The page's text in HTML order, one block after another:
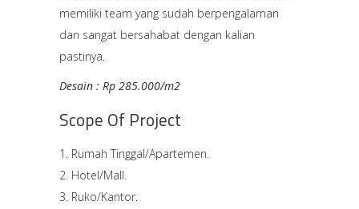
memiliki team yang sudah berpengalaman
dan sangat bersahabat dengan kalian
pastinya.
Desain : Rp 285.000/m2
Scope Of Project
Rumah Tinggal/Apartemen.
Hotel/Mall.
Ruko/Kantor.